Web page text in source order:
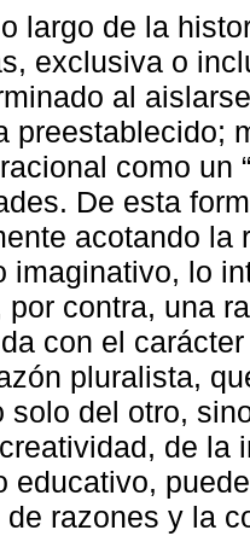
largo de la
exclusiva o
al
preestablecido;
como un
De esta
acotando la
imaginativo, lo
por contra, una
con el
pluralista,
solo del otro,
de la
educativo,
de razones y la